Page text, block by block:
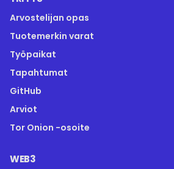
Arvostelijan opas
Tuotemerkin varat
Työpaikat
Tapahtumat
GitHub
Arviot
Tor Onion -osoite
WEB3